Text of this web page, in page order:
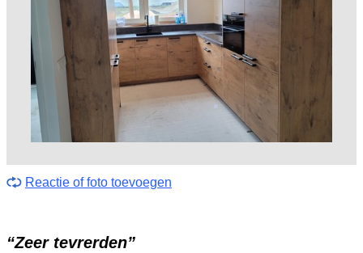
Reactie of foto toevoegen
“Zeer tevrerden”